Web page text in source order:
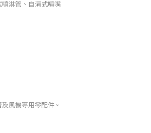
淋管、自清式噴嘴
風機專用零配件。